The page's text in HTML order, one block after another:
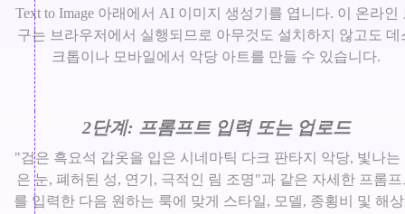
Text to Image 아래에서 AI 이미지 생성기를 엽니다. 이 온라인
구는 브라우저에서 실행되므로 아무것도 설치하지 않고도 데
크톱이나 모바일에서 악당 아트를 만들 수 있습니다.
2단계: 프롬프트 입력 또는 업로드
"검은 흑요석 갑옷을 입은 시네마틱 다크 판타지 악당, 빛나는
은 눈, 폐허된 성, 연기, 극적인 림 조명"과 같은 자세한 프롬프
를 입력한 다음 원하는 룩에 맞게 스타일, 모델, 종횡비 및 해